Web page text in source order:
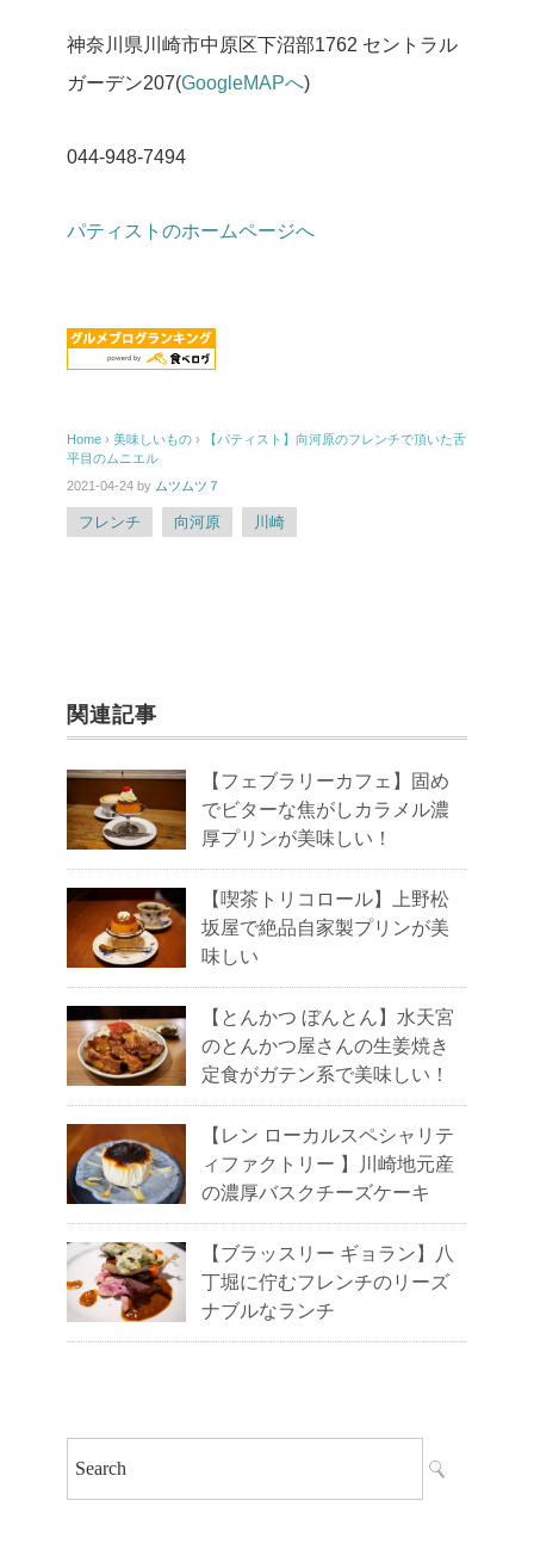
神奈川県川崎市中原区下沼部1762 セントラル
ガーデン207(GoogleMAPへ)
044-948-7494
パティストのホームページへ
Home › 美味しいもの ›
【パティスト】向河原のフレンチで頂いた舌
平目のムニエル
2021-04-24 by ムツムツ７
フレンチ 向河原 川崎
関連記事
【フェブラリーカフェ】固め
でビターな焦がしカラメル濃
厚プリンが美味しい！
【喫茶トリコロール】上野松
坂屋で絶品自家製プリンが美
味しい
【とんかつ ぼんとん】水天宮
のとんかつ屋さんの生姜焼き
定食がガテン系で美味しい！
【レン ローカルスペシャリテ
ィファクトリー 】川崎地元産
の濃厚バスクチーズケーキ
【ブラッスリー ギョラン】八
丁堀に佇むフレンチのリーズ
ナブルなランチ